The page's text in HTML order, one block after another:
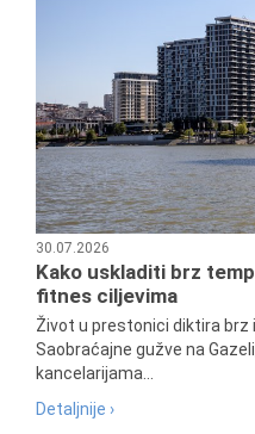
30.07.2026
Kako uskladiti brz
fitnes ciljevima
Život u prestonici diktira brz
Saobraćajne gužve na
kancelarijama...
Detaljnije ›